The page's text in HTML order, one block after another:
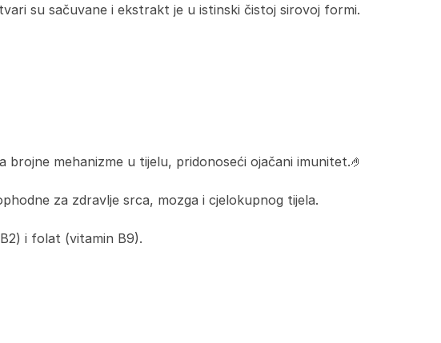
su sačuvane i ekstrakt je u istinski čistoj sirovoj formi.
mehanizme u tijelu, pridonoseći ojačani imunitet.🤌
za zdravlje srca, mozga i cjelokupnog tijela.
i folat (vitamin B9).